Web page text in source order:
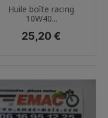
Huile boîte racing
10W40...
Prix
25,20 €